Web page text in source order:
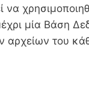
να
μία Βάση
αρχείων του